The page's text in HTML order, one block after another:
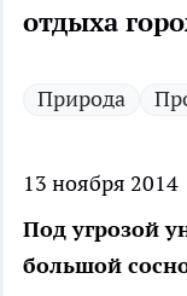
отдыха
Природа
13 ноября 2014
Под угрозой
большой